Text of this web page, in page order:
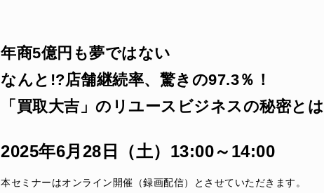
年商5億円も夢ではない
なんと!?店舗継続率、驚きの97.3％！
「買取大吉」のリユースビジネスの秘密とは
2025年6月28日（土）13:00～14:00
本セミナーはオンライン開催（録画配信）とさせていただきます。